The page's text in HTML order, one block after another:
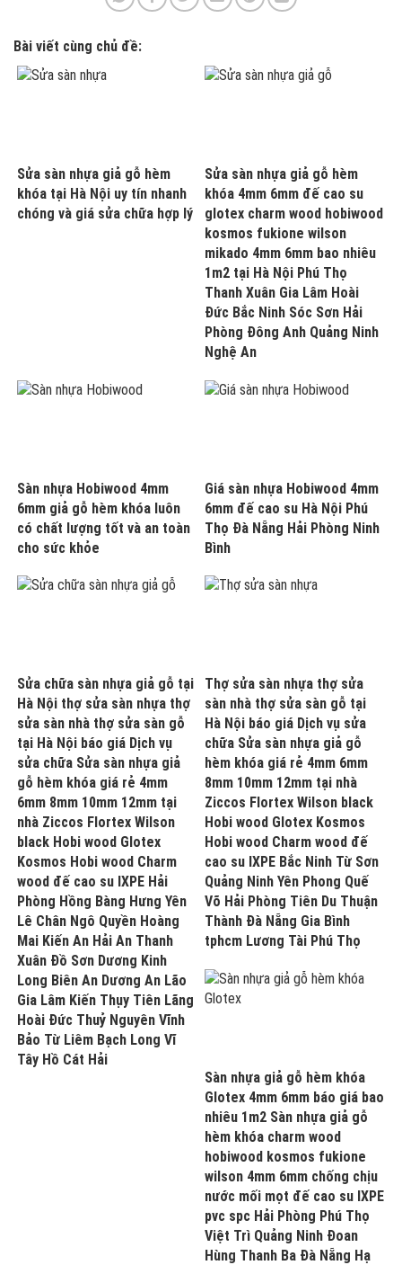
Bài viết cùng chủ đề:
Sửa sàn nhựa giả gỗ hèm
khóa tại Hà Nội uy tín nhanh
chóng và giá sửa chữa hợp lý
Sửa sàn nhựa giả gỗ hèm
khóa 4mm 6mm đế cao su
glotex charm wood hobiwood
kosmos fukione wilson
mikado 4mm 6mm bao nhiêu
1m2 tại Hà Nội Phú Thọ
Thanh Xuân Gia Lâm Hoài
Đức Bắc Ninh Sóc Sơn Hải
Phòng Đông Anh Quảng Ninh
Nghệ An
Sàn nhựa Hobiwood 4mm
6mm giả gỗ hèm khóa luôn
có chất lượng tốt và an toàn
cho sức khỏe
Giá sàn nhựa Hobiwood 4mm
6mm đế cao su Hà Nội Phú
Thọ Đà Nẵng Hải Phòng Ninh
Bình
Sửa chữa sàn nhựa giả gỗ tại
Hà Nội thợ sửa sàn nhựa thợ
sửa sàn nhà thợ sửa sàn gỗ
tại Hà Nội báo giá Dịch vụ
sửa chữa Sửa sàn nhựa giả
gỗ hèm khóa giá rẻ 4mm
6mm 8mm 10mm 12mm tại
nhà Ziccos Flortex Wilson
black Hobi wood Glotex
Kosmos Hobi wood Charm
wood đế cao su IXPE Hải
Phòng Hồng Bàng Hưng Yên
Lê Chân Ngô Quyền Hoàng
Mai Kiến An Hải An Thanh
Xuân Đồ Sơn Dương Kinh
Long Biên An Dương An Lão
Gia Lâm Kiến Thụy Tiên Lãng
Hoài Đức Thuỷ Nguyên Vĩnh
Bảo Từ Liêm Bạch Long Vĩ
Tây Hồ Cát Hải
Thợ sửa sàn nhựa thợ sửa
sàn nhà thợ sửa sàn gỗ tại
Hà Nội báo giá Dịch vụ sửa
chữa Sửa sàn nhựa giả gỗ
hèm khóa giá rẻ 4mm 6mm
8mm 10mm 12mm tại nhà
Ziccos Flortex Wilson black
Hobi wood Glotex Kosmos
Hobi wood Charm wood đế
cao su IXPE Bắc Ninh Từ Sơn
Quảng Ninh Yên Phong Quế
Võ Hải Phòng Tiên Du Thuận
Thành Đà Nẵng Gia Bình
tphcm Lương Tài Phú Thọ
Sàn nhựa giả gỗ hèm khóa
Glotex 4mm 6mm báo giá bao
nhiêu 1m2 Sàn nhựa giả gỗ
hèm khóa charm wood
hobiwood kosmos fukione
wilson 4mm 6mm chống chịu
nước mối mọt đế cao su IXPE
pvc spc Hải Phòng Phú Thọ
Việt Trì Quảng Ninh Đoan
Hùng Thanh Ba Đà Nẵng Hạ